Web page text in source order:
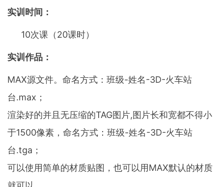
实训时间：
10次课（20课时）
实训作品：
MAX源文件。命名方式：班级-姓名-3D-火车站
台.max；
渲染好的并且无压缩的TAG图片,图片长和宽都不得小
于1500像素，命名方式：班级-姓名-3D-火车站
台.tga；
可以使用简单的材质贴图，也可以用MAX默认的材质